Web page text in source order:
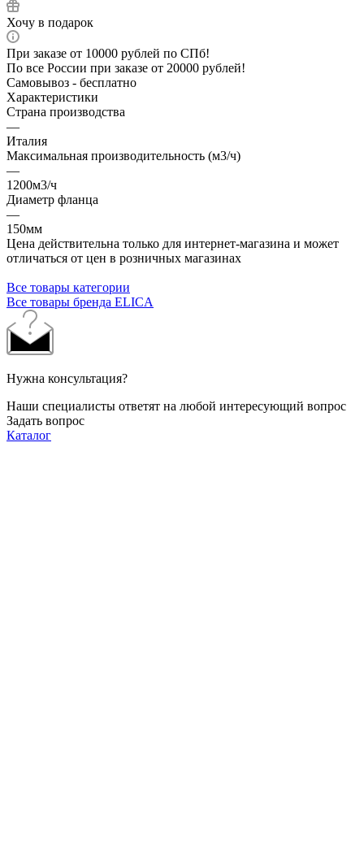
Хочу в подарок
При заказе от 10000 рублей по СПб!
По все России при заказе от 20000 рублей!
Самовывоз - бесплатно
Характеристики
Страна производства
—
Италия
Максимальная производительность (м3/ч)
—
1200м3/ч
Диаметр фланца
—
150мм
Цена действительна только для интернет-магазина и может
отличаться от цен в розничных магазинах
Все товары категории
Все товары бренда ELICA
Нужна консультация?
Наши специалисты ответят на любой интересующий вопрос
Задать вопрос
Каталог